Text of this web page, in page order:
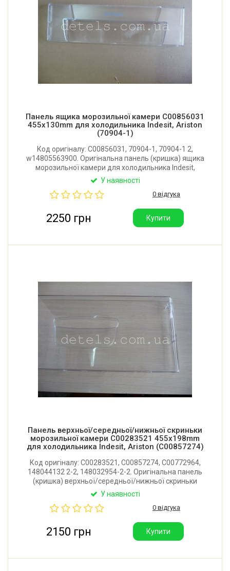
Панель ящика морозильної камери C00856031
455x130mm для холодильника Indesit, Ariston
(70904-1)
Код оригіналу: C00856031, 70904-1, 70904-1 2,
w14805563900. Оригінальна панель (кришка) ящика
морозильної камери для холодильника Indesit,
Ariston із технологією Fast Freezing. Розмір: 455x130
У наявності
0 відгука
2250 грн Купити
Панель верхньої/середньої/нижньої скриньки
морозильної камери C00283521 455x198mm
для холодильника Indesit, Ariston (C00857274)
Код оригіналу: C00283521, C00857274, C00772964,
148044132 2-2, 148032954-2-2. Оригінальна панель
(кришка) верхньої/середньої/нижньої скриньки
морозильної камери для холодильника Indesit,
Виробник: Італія.
У наявності
0 відгука
2150 грн Купити